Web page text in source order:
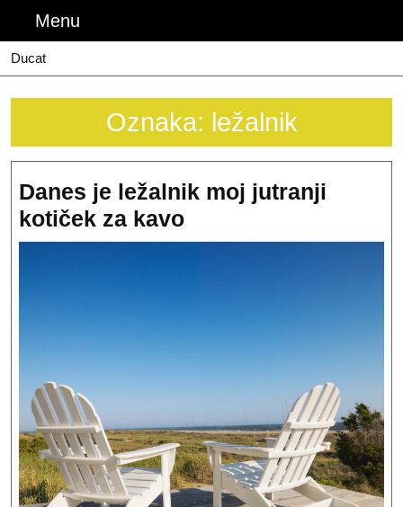
content
Menu
Ducat
Oznaka: ležalnik
Danes je ležalnik moj jutranji
kotiček za kavoDanes
je
kotiček
za